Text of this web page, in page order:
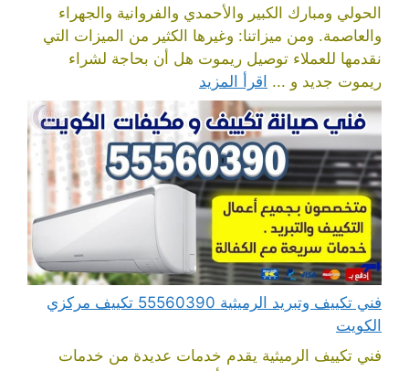
الحولي ومبارك الكبير والأحمدي والفروانية والجهراء
والعاصمة. ومن ميزاتنا: وغيرها الكثير من الميزات التي
نقدمها للعملاء توصيل ريموت هل أن بحاجة لشراء
ريموت جديد و ... اقرأ المزيد
فني تكييف وتبريد الرميثية 55560390 تكييف مركزي
الكويت
فني تكييف الرميثية يقدم خدمات عديدة من خدمات